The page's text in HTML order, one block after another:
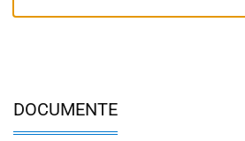
DOCUMENTE